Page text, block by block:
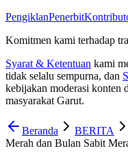
PengiklanPenerbit
Komitmen kami terhadap
Syarat & Ketentuan kami
tidak selalu sempurna, dan
kebijakan moderasi konten
masyarakat Garut.
Beranda BERITA
Merah dan Bulan Sabit